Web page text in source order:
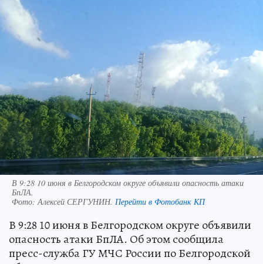
В 9:28 10 июня в Белгородском округе объявили опасность атаки
БпЛА.
Фото: Алексей СЕРГУНИН. Перейти в Фотобанк КП
В 9:28 10 июня в Белгородском округе объявили
опасность атаки БпЛА. Об этом сообщила
пресс-служба ГУ МЧС России по Белгородской